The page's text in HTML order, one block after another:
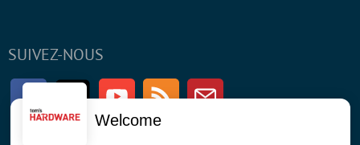
SUIVEZ-NOUS
FacebookTwitter Youtube RSS Newsletter
Welcome